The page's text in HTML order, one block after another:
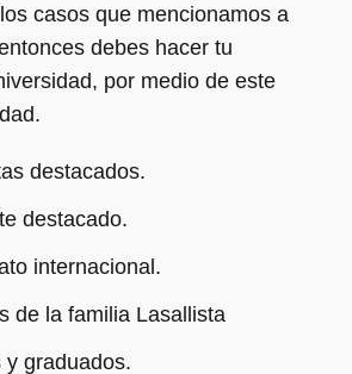
casos que mencionamos a
debes hacer tu
por medio de este
destacados.
destacado.
internacional.
de la familia Lasallista
y graduados.